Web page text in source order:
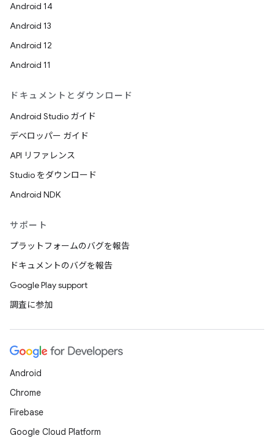
Android 14
Android 13
Android 12
Android 11
ドキュメントとダウンロード
Android Studio ガイド
デベロッパー ガイド
API リファレンス
Studio をダウンロード
Android NDK
サポート
プラットフォームのバグを報告
ドキュメントのバグを報告
Google Play support
調査に参加
Android
Chrome
Firebase
Google Cloud Platform